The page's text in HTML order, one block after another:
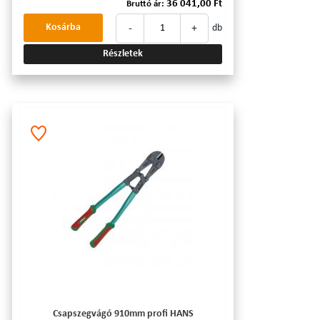
Bruttó ár: 36 041,00 Ft
- + db
Kosárba
Részletek
Csapszegvágó 910mm profi HANS